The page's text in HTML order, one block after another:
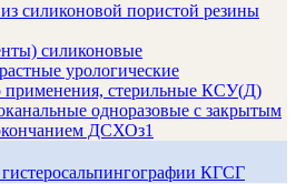
силиконовой пористой резины
силиконовые
урологические
применения, стерильные КСУ(Д)
одноразовые с закрытым
ДСХОз1
КГСГ